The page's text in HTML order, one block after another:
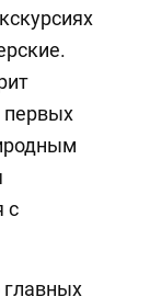
первых
с
главных